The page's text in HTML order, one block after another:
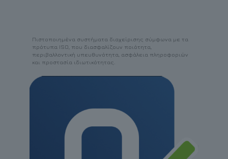
Πιστοποιημένα συστήματα διαχείρισης σύμφωνα με τα
πρότυπα ISO, που διασφαλίζουν ποιότητα,
περιβαλλοντική υπευθυνότητα, ασφάλεια πληροφοριών
και προστασία ιδιωτικότητας.